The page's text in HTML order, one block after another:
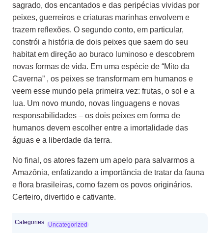
sagrado, dos encantados e das peripécias vividas por
peixes, guerreiros e criaturas marinhas envolvem e
trazem reflexões. O segundo conto, em particular,
constrói a história de dois peixes que saem do seu
habitat em direção ao buraco luminoso e descobrem
novas formas de vida. Em uma espécie de “Mito da
Caverna” , os peixes se transformam em humanos e
veem esse mundo pela primeira vez: frutas, o sol e a
lua. Um novo mundo, novas linguagens e novas
responsabilidades – os dois peixes em forma de
humanos devem escolher entre a imortalidade das
águas e a liberdade da terra.
No final, os atores fazem um apelo para salvarmos a
Amazônia, enfatizando a importância de tratar da fauna
e flora brasileiras, como fazem os povos originários.
Certeiro, divertido e cativante.
Categories Uncategorized